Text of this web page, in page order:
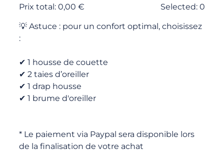
Prix total: 0,00 € Selected: 0
💡 Astuce : pour un confort optimal, choisissez
:
✔ 1 housse de couette
✔ 2 taies d’oreiller
✔ 1 drap housse
✔ 1 brume d'oreiller
* Le paiement via Paypal sera disponible lors
de la finalisation de votre achat